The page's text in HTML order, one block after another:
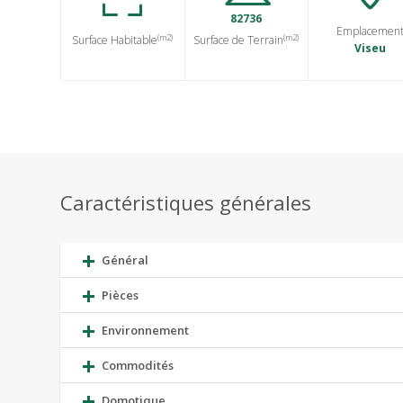
Surface Habitable(m2)
82736
Surface de Terrain(m2)
Emplacement
Viseu
Caractéristiques générales
Général
Pièces
Environnement
Commodités